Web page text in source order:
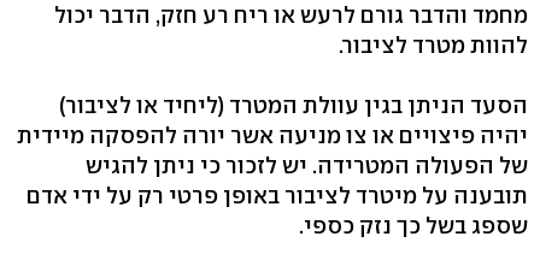
מחמד והדבר גורם לרעש או ריח רע חזק, הדבר יכול
להוות מטרד לציבור.
הסעד הניתן בגין עוולת המטרד (ליחיד או לציבור)
יהיה פיצויים או צו מניעה אשר יורה להפסקה מיידית
של הפעולה המטרידה. יש לזכור כי ניתן להגיש
תובענה על מיטרד לציבור באופן פרטי רק על ידי אדם
שספג בשל כך נזק כספי.